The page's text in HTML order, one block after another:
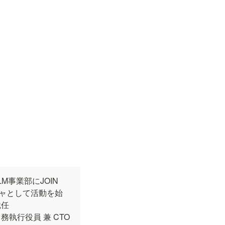
事業部にJOIN
として活動を始
執行役員 兼 CTO